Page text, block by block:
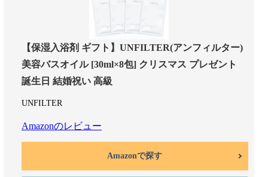
【保湿入浴剤 ギフト】UNFILTER(アンフィルター)
美容バスオイル [30ml×8包] クリスマス プレゼント
誕生日 結婚祝い 高級
UNFILTER
Amazonのレビュー
Amazonで探す